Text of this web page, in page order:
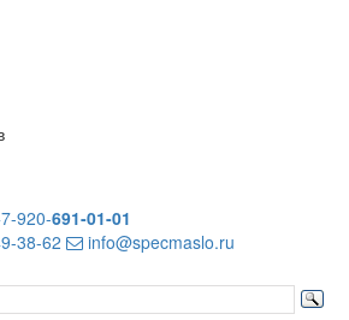
920-691-01-01
38-62
info@specmaslo.ru